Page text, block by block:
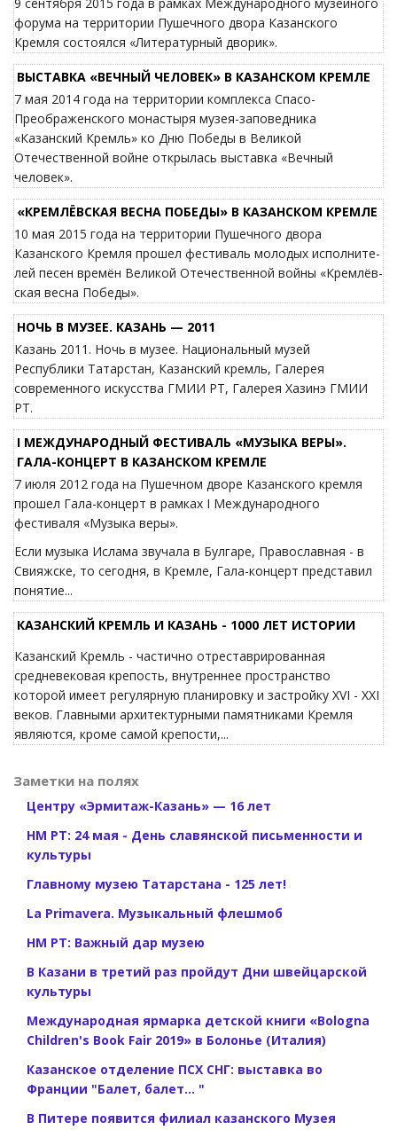
форума на территории Пушечного двора Казанского
Кремля состоялся «Литературный дворик».
ВЫСТАВКА «ВЕЧНЫЙ ЧЕЛОВЕК» В КАЗАНСКОМ КРЕМЛЕ
7 мая 2014 года на территории комплекса Спасо-
Преображенского монастыря музея-заповедника
«Казанский Кремль» ко Дню Победы в Великой
Отечественной войне открылась выставка «Вечный
человек».
«КРЕМ­ЛЁВ­СКАЯ ВЕС­НА ПО­БЕ­ДЫ» В КАЗАНСКОМ КРЕМЛЕ
10 мая 2015 года на территории Пу­шеч­ного двора
Казанского Кремля прошел фестиваль мо­ло­дых ис­пол­ни­те­
лей пе­сен вре­мён Ве­ли­кой Оте­че­ствен­ной вой­ны «Крем­лёв­
ская вес­на По­бе­ды».
НОЧЬ В МУЗЕЕ. КАЗАНЬ — 2011
Казань 2011. Ночь в музее. Национальный музей
Республики Татарстан, Казанский кремль, Галерея
современного искусства ГМИИ РТ, Галерея Хазинэ ГМИИ
РТ.
I МЕЖДУНАРОДНЫЙ ФЕСТИВАЛЬ «МУЗЫКА ВЕРЫ».
ГАЛА-КОНЦЕРТ В КАЗАНСКОМ КРЕМЛЕ
7 июля 2012 года на Пушечном дворе Казанского кремля
прошел Гала-концерт в рамках I Международного
фестиваля «Музыка веры».
Если музыка Ислама звучала в Булгаре, Православная - в
Свияжске, то сегодня, в Кремле, Гала-концерт представил
понятие...
КАЗАНСКИЙ КРЕМЛЬ И КАЗАНЬ - 1000 ЛЕТ ИСТОРИИ
Казанский Кремль - частично отреставрированная
средневековая крепость, внутреннее пространство
которой имеет регулярную планировку и застройку XVI - XXI
веков. Главными архитектурными памятниками Кремля
являются, кроме самой крепости,...
Заметки на полях
Центру «Эрмитаж-Казань» — 16 лет
НМ РТ: 24 мая - День славянской письменности и
культуры
Главному музею Татарстана - 125 лет!
La Primavera. Музыкальный флешмоб
НМ РТ: Важный дар музею
В Казани в третий раз пройдут Дни швейцарской
культуры
Международная ярмарка детской книги «Bologna
Children's Book Fair 2019» в Болонье (Италия)
Казанское отделение ПСХ СНГ: выставка во
Франции "Балет, балет... "
В Питере появится филиал казанского Музея